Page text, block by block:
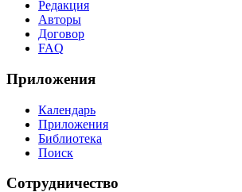
Редакция
Авторы
Договор
FAQ
Приложения
Календарь
Приложения
Библиотека
Поиск
Сотрудничество